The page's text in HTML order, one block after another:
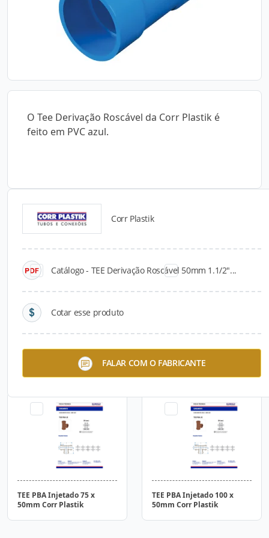
O Tee Derivação Roscável da Corr Plastik é
feito em PVC azul.
Corr Plastik
Catálogo - TEE Derivação Roscável 50mm 1.1/2"...
Cotar esse produto
FALAR COM O FABRICANTE
Catálogos para Download
Tubo PBA Classe 15 JEI
75mm Metro Corr Plastik
75 x 50mm Corr Plastik
TEE PBA Injetado 75 x
50mm Corr Plastik
TEE PBA Injetado 100 x
50mm Corr Plastik